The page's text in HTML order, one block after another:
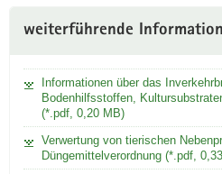
weiterführende
Informationen über das
Bodenhilfsstoffen,
(*.pdf, 0,20 MB)
Verwertung von tierischen
Düngemittelverordnung (*.pdf,